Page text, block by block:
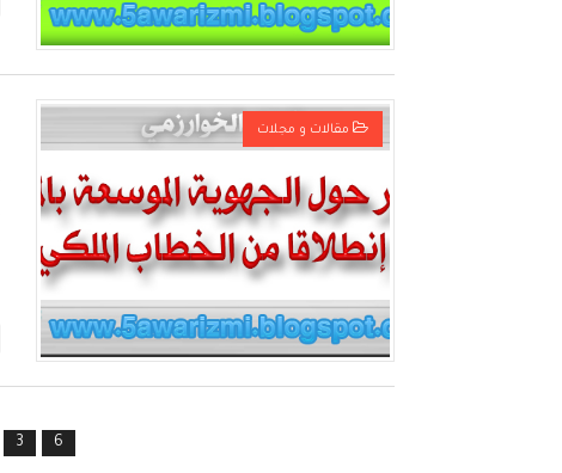
مقالات و مجلات
3 6